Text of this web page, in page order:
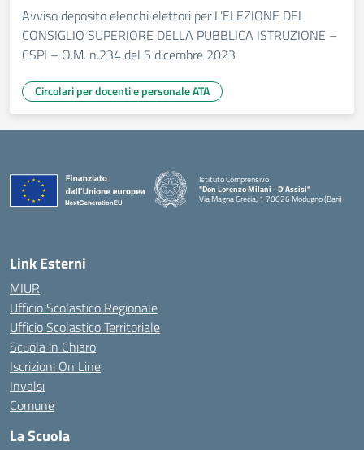
Avviso deposito elenchi elettori per L’ELEZIONE DEL
CONSIGLIO SUPERIORE DELLA PUBBLICA ISTRUZIONE –
CSPI – O.M. n.234 del 5 dicembre 2023
Circolari per docenti e personale ATA
Istituto Comprensivo
"Don Lorenzo Milani - D’Assisi"
Via Magna Grecia, 1 70026 Modugno (Bari)
— Visita la pagina iniziale della scuola
Link Esterni
MIUR
Ufficio Scolastico Regionale
Ufficio Scolastico Territoriale
Scuola in Chiaro
Iscrizioni On Line
Invalsi
Comune
La Scuola